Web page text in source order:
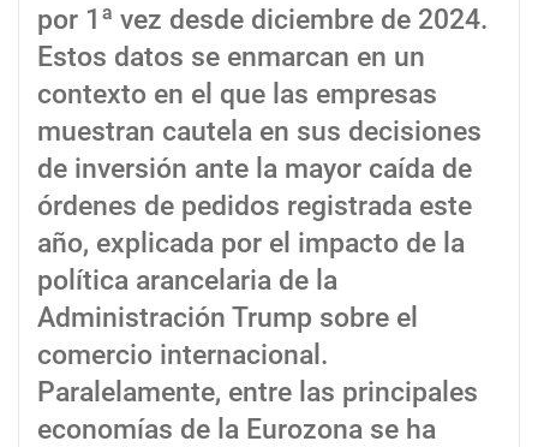
por 1ª vez desde diciembre de 2024.
Estos datos se enmarcan en un
contexto en el que las empresas
muestran cautela en sus decisiones
de inversión ante la mayor caída de
órdenes de pedidos registrada este
año, explicada por el impacto de la
política arancelaria de la
Administración Trump sobre el
comercio internacional.
Paralelamente, entre las principales
economías de la Eurozona se ha